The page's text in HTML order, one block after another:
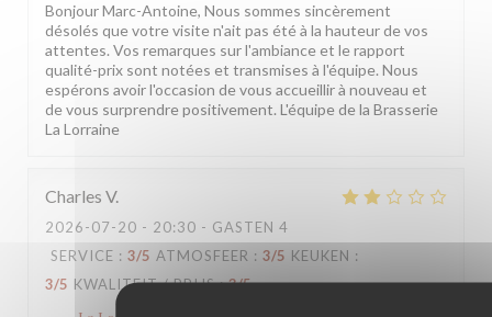
Bonjour Marc-Antoine, Nous sommes sincèrement
désolés que votre visite n'ait pas été à la hauteur de vos
attentes. Vos remarques sur l'ambiance et le rapport
qualité-prix sont notées et transmises à l'équipe. Nous
espérons avoir l'occasion de vous accueillir à nouveau et
de vous surprendre positivement. L'équipe de la Brasserie
La Lorraine
Charles V
2026-07-20 - 20:30 - GASTEN 4
SERVICE : 3/5 ATMOSFEER : 3/5 KEUKEN :
3/5 KWALITEIT / PRIJS: 3/5